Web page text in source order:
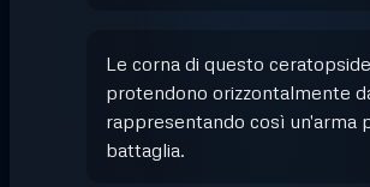
Le corna di questo
protendono orizzontalmente
rappresentando così un'arma
battaglia.